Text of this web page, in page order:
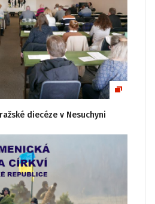
diecéze v Nesuchyni